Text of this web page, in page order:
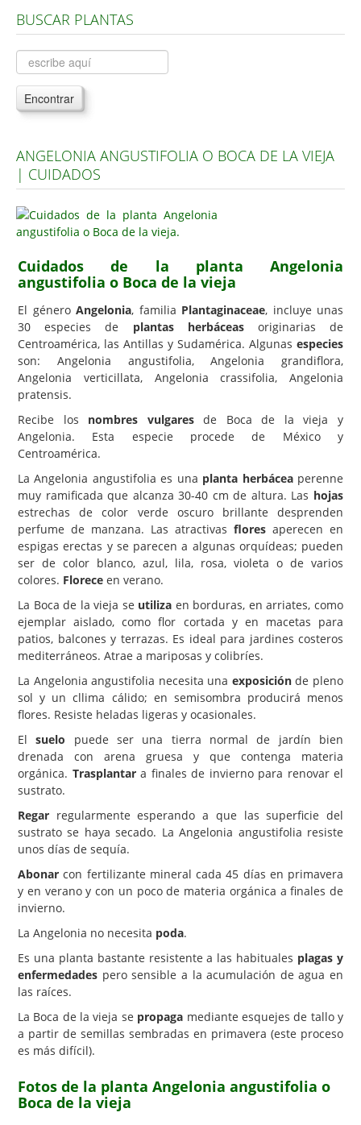
Árboles, Cicas y Palmeras de la G a la Z
Plantas Anuales y Perennes
Plantas Bulbosas y Acuáticas
Plantas de Interior
Plantas Aromáticas y de Huerto
Plantas Carnívoras y Orquídeas
Consejos
Hemisferio Sur
Enfermedades
Animales
Hongos
Carencias
Fotos
Flores y Plantas
Árboles y Palmeras
Arbustos y Trepadoras
Cactus y Suculentas
BUSCAR PLANTAS
Encontrar
ANGELONIA ANGUSTIFOLIA O BOCA DE LA VIEJA
| CUIDADOS
Cuidados de la planta Angelonia
angustifolia o Boca de la vieja
El género Angelonia, familia Plantaginaceae, incluye unas
30 especies de plantas herbáceasoriginarias de
Centroamérica, las Antillas y Sudamérica. Algunas especies
son: Angelonia angustifolia, Angelonia grandiflora,
Angelonia verticillata, Angelonia crassifolia, Angelonia
pratensis.
Recibe los nombres vulgaresde Boca de la vieja y
Angelonia. Esta especie procede de México y
Centroamérica.
La Angelonia angustifolia es una planta herbáceaperenne
muy ramificada que alcanza 30-40 cm de altura. Las hojas
estrechas de color verde oscuro brillante desprenden
perfume de manzana. Las atractivas flores aperecen en
espigas erectas y se parecen a algunas orquídeas; pueden
ser de color blanco, azul, lila, rosa, violeta o de varios
colores. Florece en verano.
La Boca de la vieja se utiliza en borduras, en arriates, como
ejemplar aislado, como flor cortada y en macetas para
patios, balcones y terrazas. Es ideal para jardines costeros
mediterráneos. Atrae a mariposas y colibríes.
La Angelonia angustifolia necesita una exposiciónde pleno
sol y un cllima cálido; en semisombra producirá menos
flores. Resiste heladas ligeras y ocasionales.
Elsuelo puede ser una tierra normal de jardín bien
drenada con arena gruesa y que contenga materia
orgánica. Trasplantara finales de invierno para renovar el
sustrato.
Regar regularmente esperando a que las superficie del
sustrato se haya secado. La Angelonia angustifolia resiste
unos días de sequía.
Abonar con fertilizante mineral cada 45 días en primavera
y en verano y con un poco de materia orgánica a finales de
invierno.
La Angelonia no necesita poda.
Es una planta bastante resistente a las habituales plagas y
enfermedades pero sensible a la acumulación de agua en
las raíces.
La Boca de la vieja se propaga mediante esquejes de tallo y
a partir de semillas sembradas en primavera (este proceso
es más difícil).
Fotos de la planta Angelonia angustifolia o
Boca de la vieja